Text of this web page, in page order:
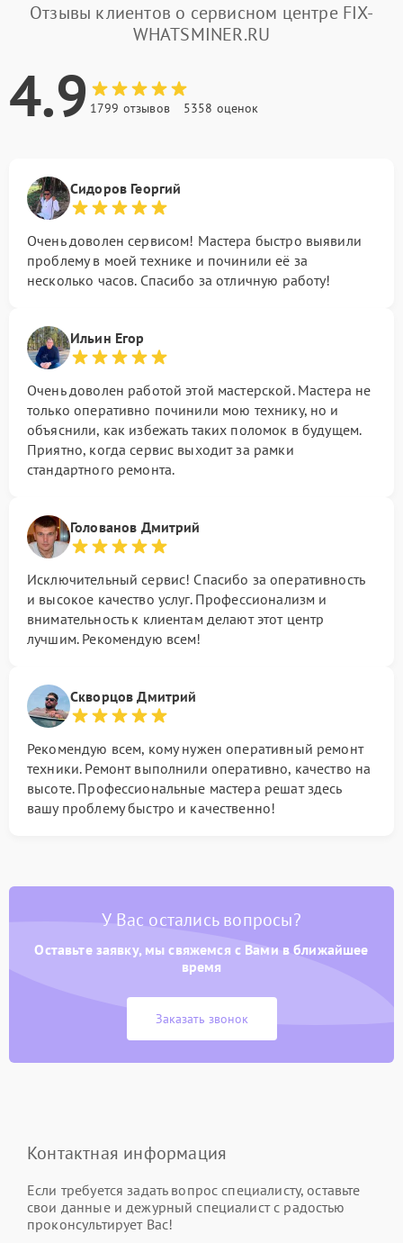
Отзывы клиентов о сервисном центре FIX-
WHATSMINER.RU
4.9 1799 отзывов 5358 оценок
Сидоров Георгий
Очень доволен сервисом! Мастера быстро выявили
проблему в моей технике и починили её за
несколько часов. Спасибо за отличную работу!
Ильин Егор
Очень доволен работой этой мастерской. Мастера не
только оперативно починили мою технику, но и
объяснили, как избежать таких поломок в будущем.
Приятно, когда сервис выходит за рамки
стандартного ремонта.
Голованов Дмитрий
Исключительный сервис! Спасибо за оперативность
и высокое качество услуг. Профессионализм и
внимательность к клиентам делают этот центр
лучшим. Рекомендую всем!
Скворцов Дмитрий
Рекомендую всем, кому нужен оперативный ремонт
техники. Ремонт выполнили оперативно, качество на
высоте. Профессиональные мастера решат здесь
вашу проблему быстро и качественно!
У Вас остались вопросы?
Оставьте заявку, мы свяжемся с Вами в ближайшее
время
Заказать звонок
Контактная информация
Если требуется задать вопрос специалисту, оставьте
свои данные и дежурный специалист с радостью
проконсультирует Вас!